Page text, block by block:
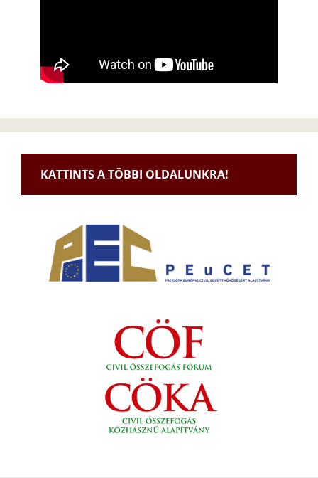
KATTINTS A TÖBBI OLDALUNKRA!